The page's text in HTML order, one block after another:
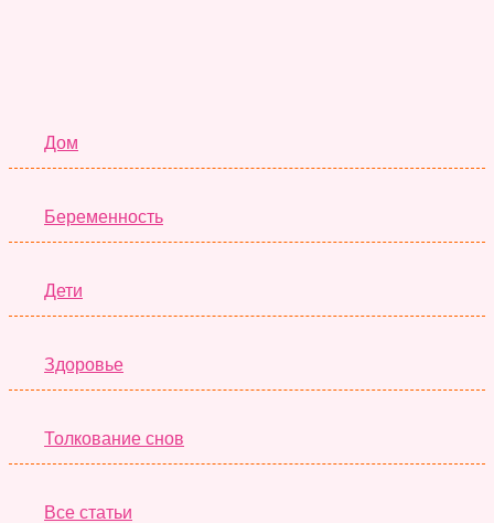
Дом
Беременность
Дети
Здоровье
Толкование снов
Все статьи